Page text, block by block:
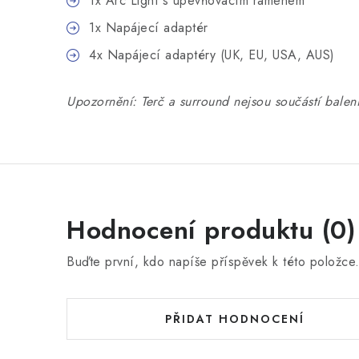
1x Napájecí adaptér
4x Napájecí adaptéry (UK, EU, USA, AUS)
Upozornění: Terč a surround nejsou součástí
Hodnocení produktu (0)
Buďte první, kdo napíše příspěvek k této položce.
PŘIDAT HODNOCENÍ